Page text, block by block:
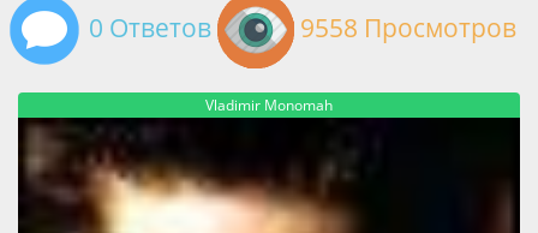
0 Ответов 9558 Просмотров
Vladimir Monomah